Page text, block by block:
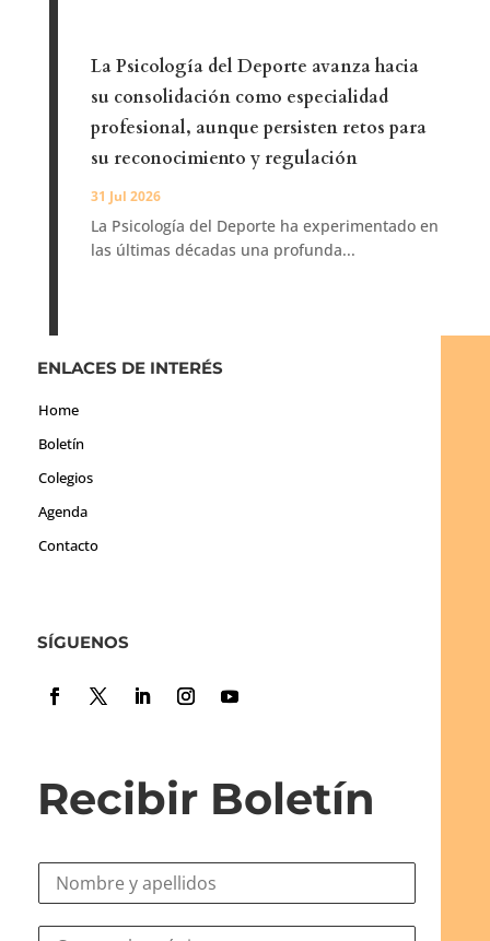
La Psicología del Deporte avanza hacia
su consolidación como especialidad
profesional, aunque persisten retos para
su reconocimiento y regulación
31 Jul 2026
La Psicología del Deporte ha experimentado en
las últimas décadas una profunda...
ENLACES DE INTERÉS
Home
Boletín
Colegios
Agenda
Contacto
SÍGUENOS
Recibir Boletín
N
e
C